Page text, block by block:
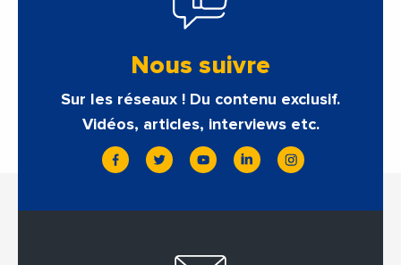
Nous suivre
Sur les réseaux ! Du contenu exclusif.
Vidéos, articles, interviews etc.